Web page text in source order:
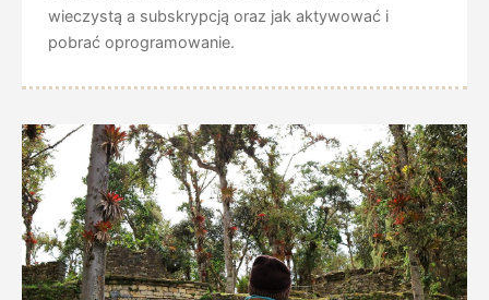
wieczystą a subskrypcją oraz jak aktywować i
pobrać oprogramowanie.